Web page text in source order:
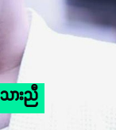
ားညီ